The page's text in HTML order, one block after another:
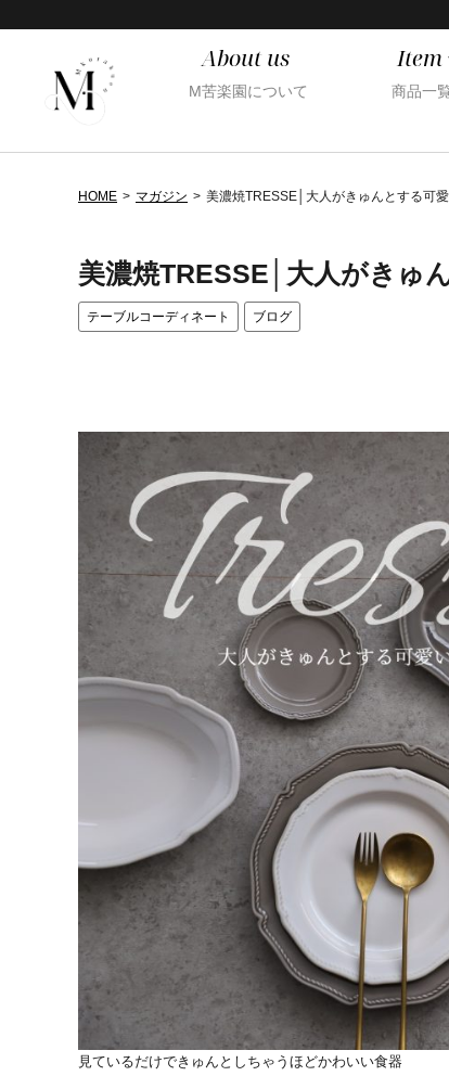
About us
M苦楽園について
Item
商品一
HOME マガジン 美濃焼TRESSE│大人がきゅんとする可
美濃焼TRESSE│大人がきゅ
テーブルコーディネート ブログ
見ているだけできゅんとしちゃうほどかわいい食器
エスニック料
っと楽しむ｜器
付…